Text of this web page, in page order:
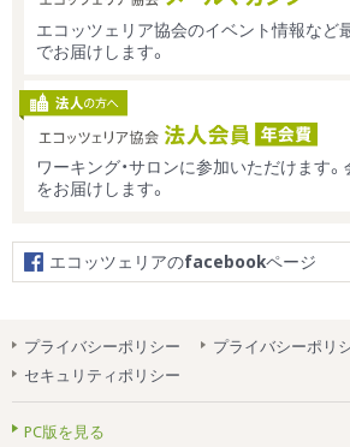
エコッツェリア協会のイベント情報など
でお届けします。
ワーキング・サロンに参加いただけます
をお届けします。
エコッツェリアのfacebookページ
プライバシーポリシー
プライバシーポリ
セキュリティポリシー
PC版を見る